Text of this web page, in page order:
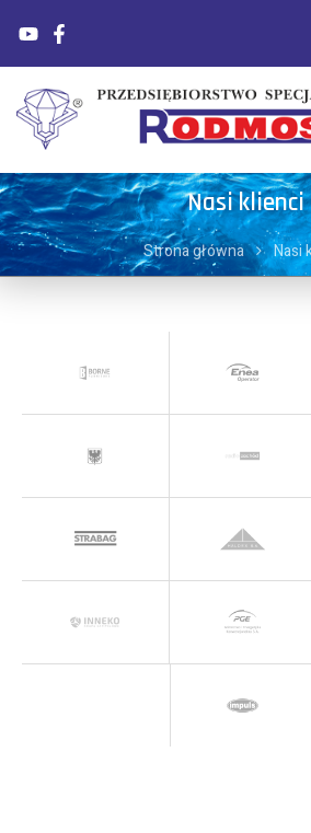
Nasi klienci
Strona główna Nasi